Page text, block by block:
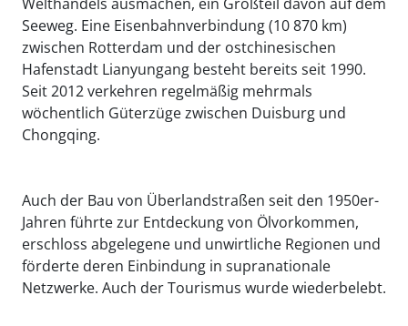
Seeweg. Eine Eisenbahnverbindung (10 870 km)
zwischen Rotterdam und der ostchinesischen
Hafenstadt Lianyungang besteht bereits seit 1990.
Seit 2012 verkehren regelmäßig mehrmals
wöchentlich Güterzüge zwischen Duisburg und
Chongqing.
Auch der Bau von Überlandstraßen seit den 1950er-
Jahren führte zur Entdeckung von Ölvorkommen,
erschloss abgelegene und unwirtliche Regionen und
förderte deren Einbindung in supranationale
Netzwerke. Auch der Tourismus wurde wiederbelebt.